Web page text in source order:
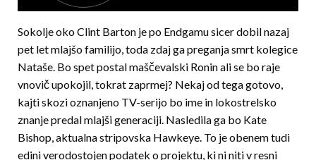
Sokolje oko Clint Barton je po Endgamu sicer dobil nazaj
pet let mlajšo familijo, toda zdaj ga preganja smrt kolegice
Nataše. Bo spet postal maščevalski Ronin ali se bo raje
vnovič upokojil, tokrat zaprmej? Nekaj od tega gotovo,
kajti skozi oznanjeno TV-serijo bo ime in lokostrelsko
znanje predal mlajši generaciji. Nasledila ga bo Kate
Bishop, aktualna stripovska Hawkeye. To je obenem tudi
edini verodostojen podatek o projektu, ki ni niti v resni